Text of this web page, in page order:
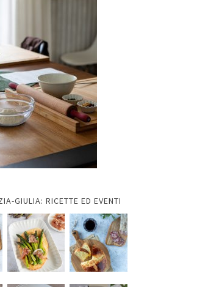
GIULIA: RICETTE ED EVENTI